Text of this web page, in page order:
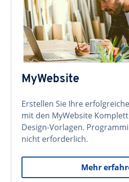
MyWebsite
Erstellen Sie Ihre
mit den MyWebsite
Design-Vorlagen.
nicht erforderlich.
Mehr